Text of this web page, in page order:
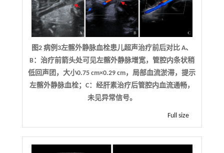
图2 病例3左髂外静脉血栓患儿超声治疗前后对比 A、
B：治疗前箭头处可见左髂外静脉增宽，管腔内条状稍
低回声团，大小0.75 cm×0.29 cm，局部血流淤滞，提示
左髂外静脉血栓；C：经肝素治疗后管腔内血流通畅，
未见异常信号。
Full size